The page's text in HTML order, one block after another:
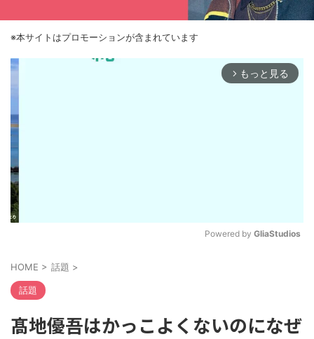
※本サイトはプロモーションが含まれています
arrow_forward_ios もっと見る
Powered by GliaStudios
HOME > 話題 >
話題
髙地優吾はかっこよくないのになぜ